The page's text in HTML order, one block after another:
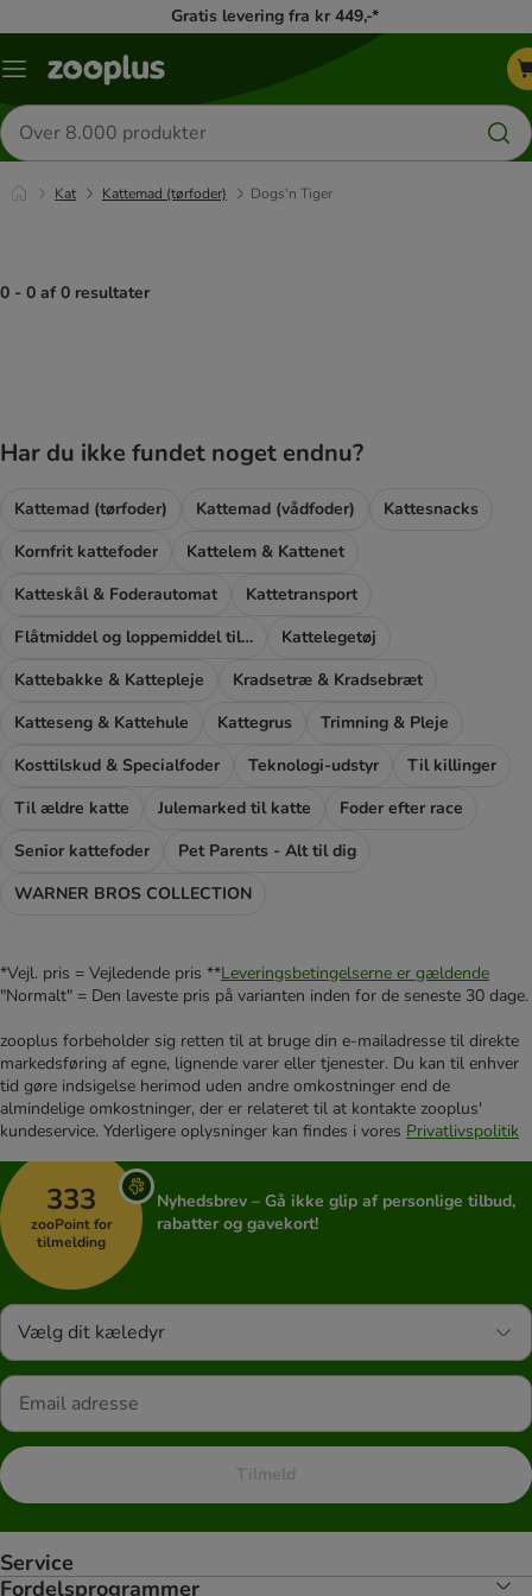
Gratis levering fra kr 449,-*
Menu
Søg
efter
produkter
Kat Kattemad (tørfoder) Dogs'n Tiger
0 - 0 af 0 resultater
Har du ikke fundet noget endnu?
Kattemad (tørfoder) Kattemad (vådfoder)
Kattesnacks
Kornfrit kattefoder
Kattelem & Kattenet
Katteskål & Foderautomat
Kattetransport
Flåtmiddel og loppemiddel til katte
Kattelegetøj
Kattebakke & Kattepleje
Kradsetræ & Kradsebræt
Katteseng & Kattehule
Kattegrus
Trimning & Pleje
Kosttilskud & Specialfoder
Teknologi-udstyr
Til killinger
Til ældre katte
Julemarked til katte
Foder efter race
Senior kattefoder
Pet Parents - Alt til dig
WARNER BROS COLLECTION
*Vejl. pris = Vejledende pris **Leveringsbetingelserne er gældende
"Normalt" = Den laveste pris på varianten inden for de seneste 30 dage.
zooplus forbeholder sig retten til at bruge din e-mailadresse til direkte
markedsføring af egne, lignende varer eller tjenester. Du kan til enhver
tid gøre indsigelse herimod uden andre omkostninger end de
almindelige omkostninger, der er relateret til at kontakte zooplus'
kundeservice. Yderligere oplysninger kan findes i vores Privatlivspolitik
333
zooPoint for
tilmelding
Nyhedsbrev – Gå ikke glip af personlige tilbud,
rabatter og gavekort!
Vælg dit kæledyr
Tilmeld
Service
Fordelsprogrammer